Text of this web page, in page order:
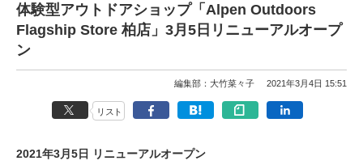
体験型アウトドアショップ「Alpen Outdoors
Flagship Store 柏店」3月5日リニューアルオープ
ン
編集部：大竹菜々子 2021年3月4日 15:51
リスト
2021年3月5日 リニューアルオープン